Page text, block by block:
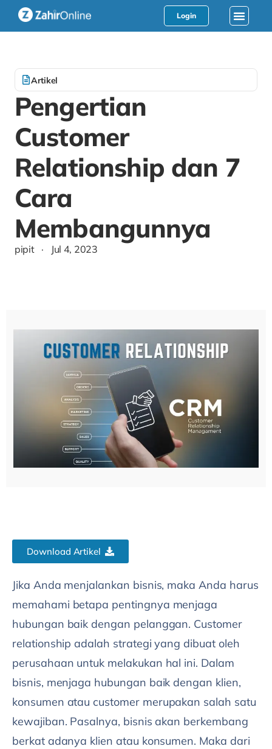
Login
Artikel
Pengertian
Customer
Relationship dan 7
Cara
Membangunnya
pipit · Jul 4, 2023
Download Artikel
Jika Anda menjalankan bisnis, maka Anda harus
memahami betapa pentingnya menjaga
hubungan baik dengan pelanggan. Customer
relationship adalah strategi yang dibuat oleh
perusahaan untuk melakukan hal ini. Dalam
bisnis, menjaga hubungan baik dengan klien,
konsumen atau customer merupakan salah satu
kewajiban. Pasalnya, bisnis akan berkembang
berkat adanya klien atau konsumen. Maka dari